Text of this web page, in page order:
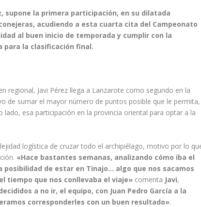
supone la primera participación, en su dilatada
acudiendo a esta cuarta cita del Campeonato
al buen inicio de temporada y cumplir con la
para la clasificación final.
regional, Javi Pérez llega a Lanzarote como segundo en la
de sumar el mayor número de puntos posible que le permita,
esa participación en la provincia oriental para optar a la
logística de cruzar todo el archipiélago, motivo por lo
«Hace bastantes semanas, analizando cómo iba el
de estar en Tinajo… algo que nos sacamos
tiempo que nos conllevaba el viaje» comenta Javi,
a no ir, el equipo, con Juan Pedro García a la
corresponderles con un buen resultado».